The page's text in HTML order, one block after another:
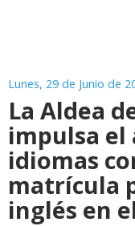
Lunes, 29 de Junio de
La Aldea
impulsa el
idiomas
matrícula
inglés en